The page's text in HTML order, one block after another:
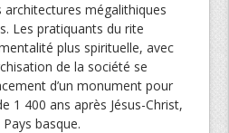
mégalithiques
Les pratiquants du rite
plus spirituelle, avec
de la société se
d’un monument pour
1 400 ans après Jésus-Christ,
basque.